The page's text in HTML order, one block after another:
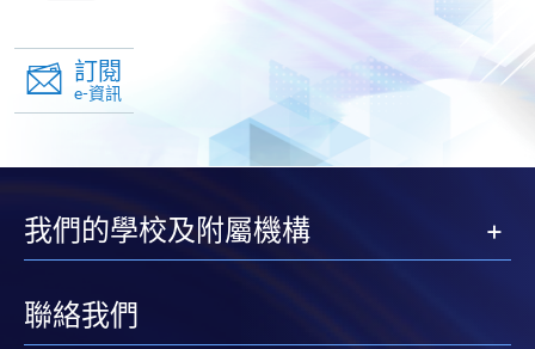
訂閱
e-資訊
我們的學校及附屬機構
聯絡我們